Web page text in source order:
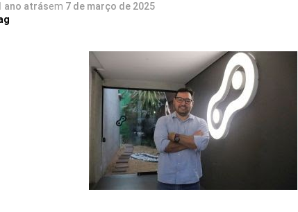
ano atrásem 7 de março de 2025